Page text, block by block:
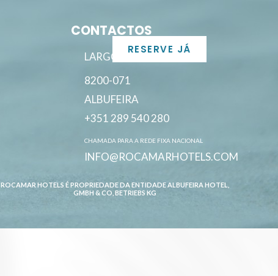
RESERVE JÁ
CONTACTOS
LARGO JACINTO D’AYET 7
8200-071
ALBUFEIRA
+351 289 540 280
CHAMADA PARA A REDE FIXA NACIONAL
INFO@ROCAMARHOTELS.COM
ROCAMAR HOTELS É PROPRIEDADE DA ENTIDADE ALBUFEIRA HOTEL,
GMBH & CO, BETRIEBS KG